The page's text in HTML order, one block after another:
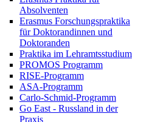
Absolventen
Erasmus Forschungspraktika
für Doktorandinnen und
Doktoranden
Praktika im Lehramtsstudium
PROMOS Programm
RISE-Programm
ASA-Programm
Carlo-Schmid-Programm
Go East - Russland in der
Praxis